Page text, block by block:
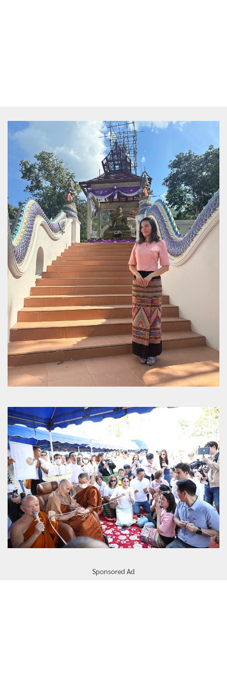
Sponsored Ad